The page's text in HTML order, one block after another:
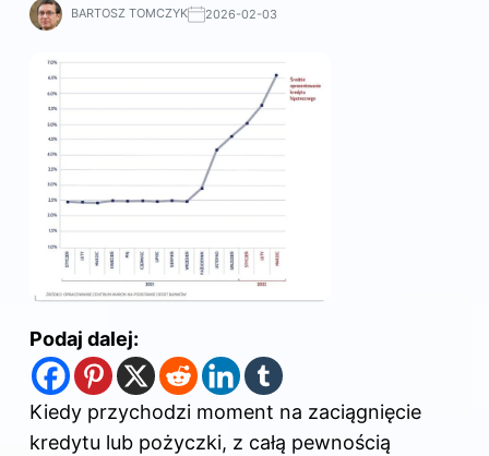
BARTOSZ TOMCZYK 2026-02-03
Podaj dalej:
Kiedy przychodzi moment na zaciągnięcie
kredytu lub pożyczki, z całą pewnością